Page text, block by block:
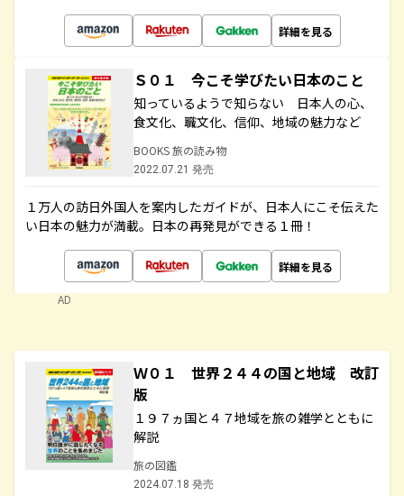
詳細を見る
Ｓ０１ 今こそ学びたい日本のこと
知っているようで知らない 日本人の心、
食文化、職文化、信仰、地域の魅力など
BOOKS 旅の読み物
2022.07.21 発売
１万人の訪日外国人を案内したガイドが、日本人にこそ伝えた
い日本の魅力が満載。日本の再発見ができる１冊！
詳細を見る
AD
Ｗ０１ 世界２４４の国と地域 改訂
版
１９７ヵ国と４７地域を旅の雑学とともに
解説
旅の図鑑
2024.07.18 発売